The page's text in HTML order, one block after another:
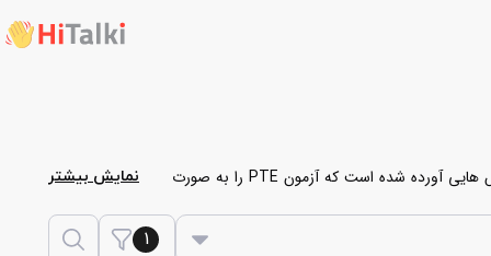
برای آموزش زبان انگلیسی به زبان آموزان می‌باشد. در ادامه یک لیست از مدرس هایی آورده شده است که آزمون PTE را به صورت
نمایش بیشتر
1